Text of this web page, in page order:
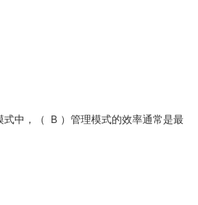
式中，（ B ）管理模式的效率通常是最